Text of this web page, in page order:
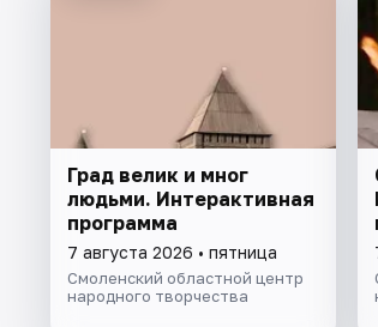
Град велик и мног
людьми. Интерактивная
программа
7 августа 2026 • пятница
Смоленский областной центр
народного творчества